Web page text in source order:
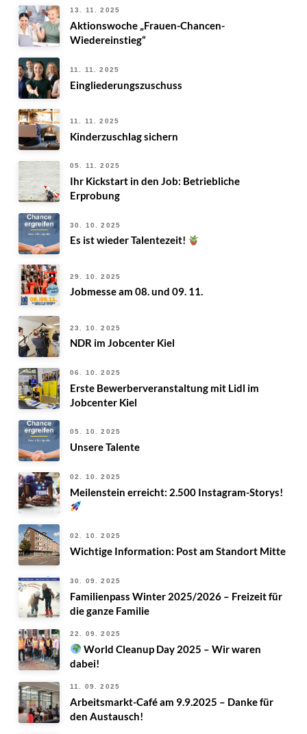
13. 11. 2025
Aktionswoche „Frauen-Chancen-
Wiedereinstieg“
11. 11. 2025
Eingliederungszuschuss
11. 11. 2025
Kinderzuschlag sichern
05. 11. 2025
Ihr Kickstart in den Job: Betriebliche
Erprobung
30. 10. 2025
Es ist wieder Talentezeit!
29. 10. 2025
Jobmesse am 08. und 09. 11.
23. 10. 2025
NDR im Jobcenter Kiel
06. 10. 2025
Erste Bewerberveranstaltung mit Lidl im
Jobcenter Kiel
05. 10. 2025
Unsere Talente
02. 10. 2025
Meilenstein erreicht: 2.500 Instagram-Storys!
02. 10. 2025
Wichtige Information: Post am Standort Mitte
30. 09. 2025
Familienpass Winter 2025/2026 – Freizeit für
die ganze Familie
22. 09. 2025
World Cleanup Day 2025 – Wir waren
dabei!
11. 09. 2025
Arbeitsmarkt-Café am 9.9.2025 – Danke für
den Austausch!